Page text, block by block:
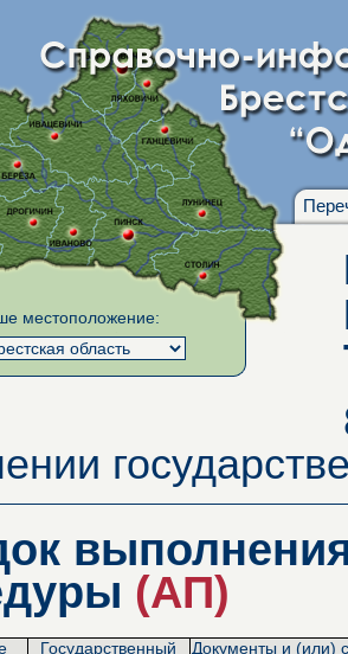
местоположение:
(АП)
Государственный
Документы и (или)